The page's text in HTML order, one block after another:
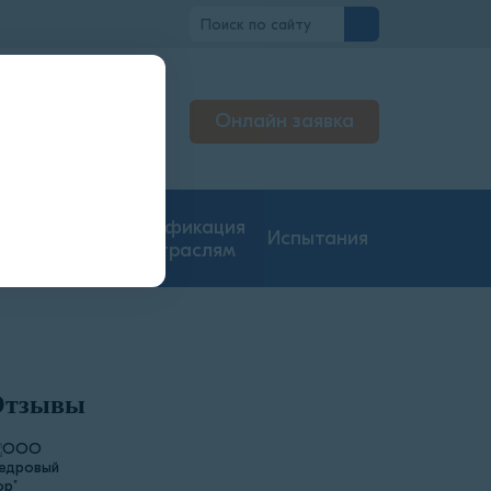
Онлайн заявка
Сертификация
по отраслям
Испытания